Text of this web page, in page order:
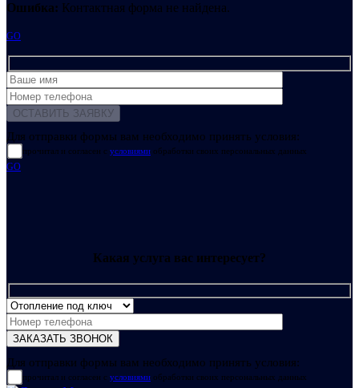
Ошибка: Контактная форма не найдена.
GO
Для отправки формы вам необходимо принять условия:
прочитал и согласен с условиями обработки своих персональных данных
GO
Какая услуга вас интересует?
Для отправки формы вам необходимо принять условия:
прочитал и согласен с условиями обработки своих персональных данных